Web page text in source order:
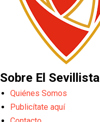
Sobre El Sevillista
Quiénes Somos
Publicítate aquí